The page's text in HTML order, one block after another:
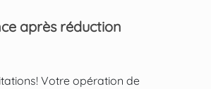
après réduction
Votre opération de